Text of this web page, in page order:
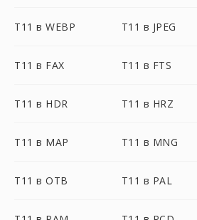
T11 в WEBP T11 в JPEG
T11 в FAX T11 в FTS
T11 в HDR T11 в HRZ
T11 в MAP T11 в MNG
T11 в OTB T11 в PAL